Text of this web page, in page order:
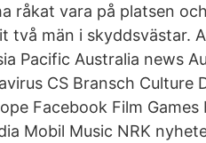
råkat vara på platsen
två män i skyddsvästar.
Pacific Australia news
CS Bransch Culture
Facebook Film
Mobil Music NRK